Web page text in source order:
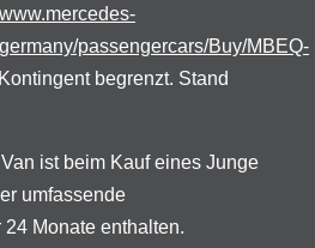
www.mercedes-
passengercars/Buy/MBEQ-
Kontingent begrenzt. Stand
ist beim Kauf eines Junge
umfassende
Monate enthalten.